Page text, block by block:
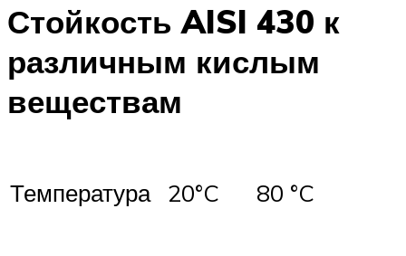
Стойкость AISI 430 к
различным кислым
веществам
Температура 20°C 80 °C